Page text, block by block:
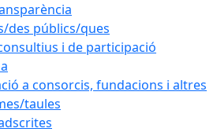
des públics/ques
i de participació
a consorcis, fundacions i altres
taules